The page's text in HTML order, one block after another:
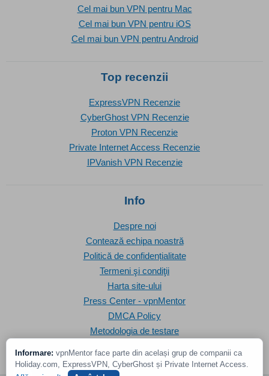
Cel mai bun VPN pentru Mac
Cel mai bun VPN pentru iOS
Cel mai bun VPN pentru Android
Top recenzii
ExpressVPN Recenzie
CyberGhost VPN Recenzie
Proton VPN Recenzie
Private Internet Access Recenzie
IPVanish VPN Recenzie
Info
Despre noi
Contează echipa noastră
Politică de confidențialitate
Termeni şi condiţii
Harta site-ului
Press Center - vpnMentor
DMCA Policy
Metodologia de testare
Informare: vpnMentor face parte din același grup de companii ca
Holiday.com, ExpressVPN, CyberGhost și Private Internet Access.